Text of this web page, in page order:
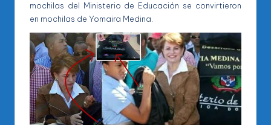
mochilas del Ministerio de Educación se convirtieron
en mochilas de Yomaira Medina.